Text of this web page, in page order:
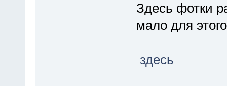
Здесь фотки
мало для
здесь